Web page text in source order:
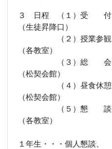
３ 日程 （１）受 付
（生徒昇降口）
（２）授業参観
（各教室）
（３）総 会
（松契会館）
（４）昼食休憩
（松契会館）
（５）懇 談
（各教室）
１年生・・・個人懇談、